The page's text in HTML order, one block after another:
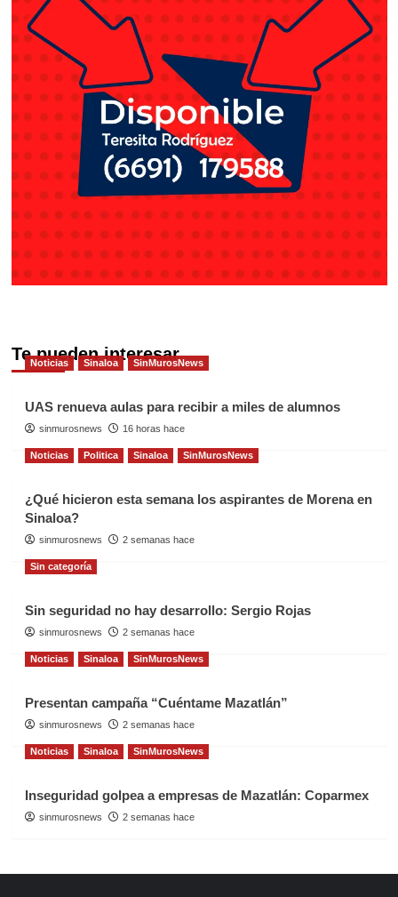
Te pueden interesar
Noticias Sinaloa SinMurosNews
UAS renueva aulas para recibir a miles de alumnos
sinmurosnews 16 horas hace
Noticias Politica Sinaloa SinMurosNews
¿Qué hicieron esta semana los aspirantes de Morena en
Sinaloa?
sinmurosnews 2 semanas hace
Sin categoría
Sin seguridad no hay desarrollo: Sergio Rojas
sinmurosnews 2 semanas hace
Noticias Sinaloa SinMurosNews
Presentan campaña “Cuéntame Mazatlán”
sinmurosnews 2 semanas hace
Noticias Sinaloa SinMurosNews
Inseguridad golpea a empresas de Mazatlán: Coparmex
sinmurosnews 2 semanas hace